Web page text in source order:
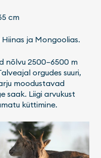
cm
ja Mongoolias.
nõlvu 2500–6500 m
orgudes suuri,
moodustavad
saak. Liigi arvukust
küttimine.